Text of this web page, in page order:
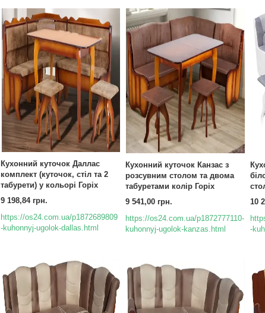
Кухонний куточок Даллас
комплект (куточок, стіл та 2
табурети) у кольорі Горіх
9 198,84 грн.
https://os24.com.ua/p1872689809
-kuhonnyj-ugolok-dallas.html
Кухонний куточок Канзас з
розсувним столом та двома
табуретами колір Горіх
9 541,00 грн.
https://os24.com.ua/p1872777110-
kuhonnyj-ugolok-kanzas.html
10
-